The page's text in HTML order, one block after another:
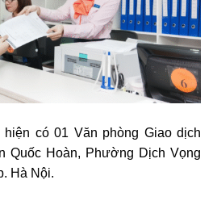
hiện có 01 Văn phòng Giao dịch
Quốc Hoàn, Phường Dịch Vọng
Hà Nội.